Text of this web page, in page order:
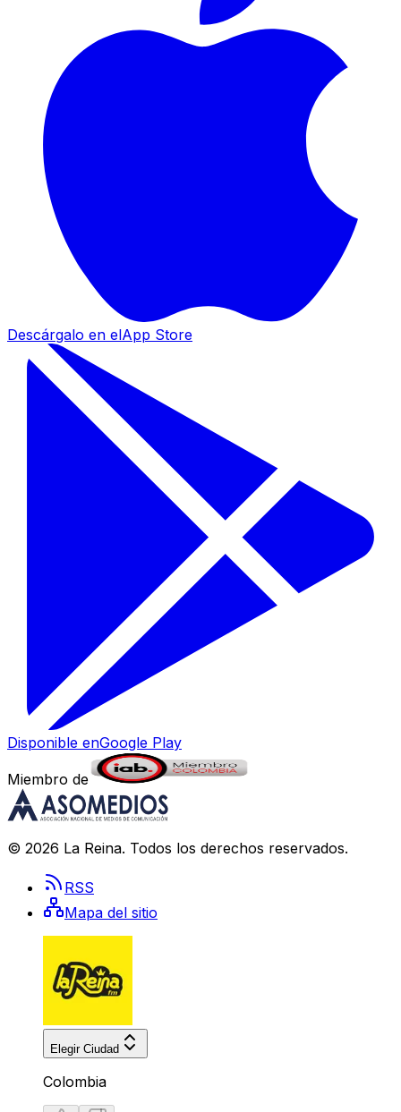
Descárgalo en elApp Store
Disponible enGoogle Play
Miembro de
© 2026 La Reina. Todos los derechos reservados.
RSS
Mapa del sitio
Elegir Ciudad
Colombia